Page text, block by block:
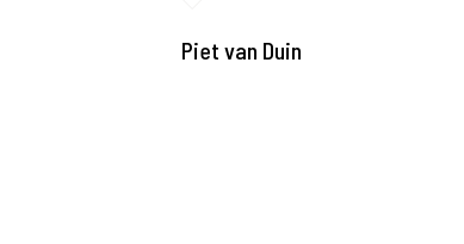
Piet van Duin